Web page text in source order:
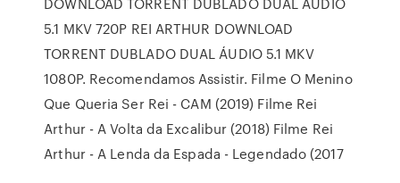
5.1 MKV 720P REI ARTHUR DOWNLOAD
TORRENT DUBLADO DUAL ÁUDIO 5.1 MKV
1080P. Recomendamos Assistir. Filme O Menino
Que Queria Ser Rei - CAM (2019) Filme Rei
Arthur - A Volta da Excalibur (2018) Filme Rei
Arthur - A Lenda da Espada - Legendado (2017